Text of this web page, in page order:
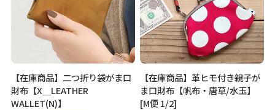
【在庫商品】二つ折り袋がま口
財布【X＿LEATHER
WALLET(N)】
【在庫商品】革ヒモ付き親子が
ま口財布【帆布・唐草/水玉】
[M便 1/2]